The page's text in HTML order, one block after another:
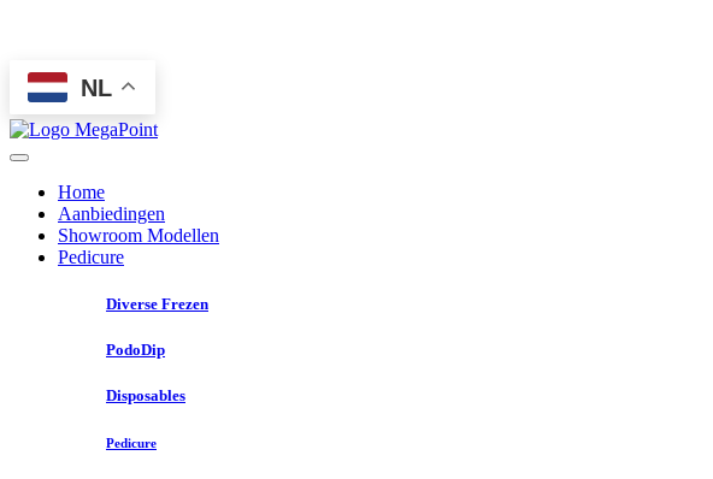
NL
Home
Aanbiedingen
Showroom Modellen
Pedicure
Diverse Frezen
PodoDip
Disposables
Pedicure